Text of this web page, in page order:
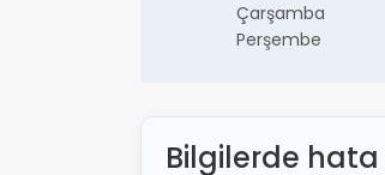
Çarşamba
Perşembe
Bilgilerde